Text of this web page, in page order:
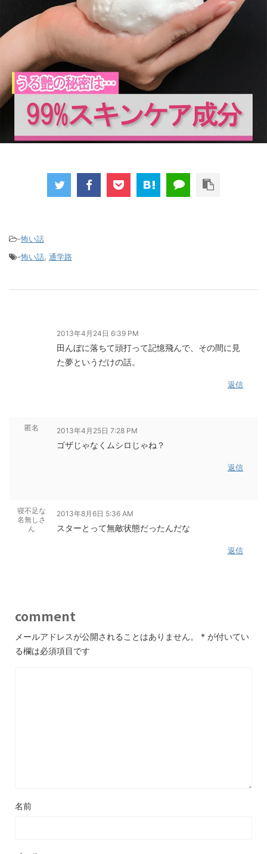
-怖い話
-怖い話, 通学路
2013年4月24日 6:39 PM
田んぼに落ちて頭打って記憶飛んで、その間に見
た夢というだけの話。
返信
匿名 2013年4月25日 7:28 PM
ゴザじゃなくムシロじゃね？
返信
寝不足な
名無しさ
ん
2013年8月6日 5:36 AM
スターとって無敵状態だったんだな
返信
comment
メールアドレスが公開されることはありません。 * が付いてい
る欄は必須項目です
名前